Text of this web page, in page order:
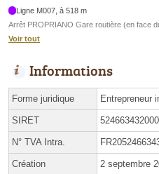
Ligne M007, à 518 m
Arrêt PROPRIANO Gare routière (en face
Voir tout
Informations
Forme juridique Entrepreneur
SIRET
N° TVA Intra.
Création 2 septembre